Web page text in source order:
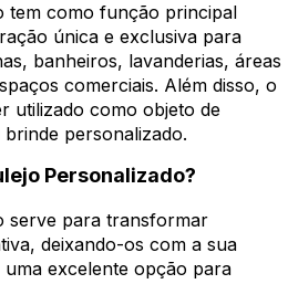
tem como função principal
única e exclusiva para
banheiros, lavanderias, áreas
comerciais. Além disso, o
utilizado como objeto de
personalizado.
Personalizado?
serve para transformar
deixando-os com a sua
uma excelente opção para